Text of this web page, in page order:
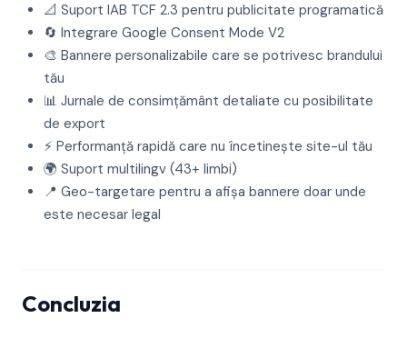
📐 Suport IAB TCF 2.3 pentru publicitate programatică
🔄 Integrare Google Consent Mode V2
🎨 Bannere personalizabile care se potrivesc brandului
tău
📊 Jurnale de consimțământ detaliate cu posibilitate
de export
⚡ Performanță rapidă care nu încetinește site-ul tău
🌍 Suport multilingv (43+ limbi)
📍 Geo-targetare pentru a afișa bannere doar unde
este necesar legal
Concluzia